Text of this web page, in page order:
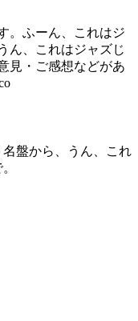
。ふーん、これはジ
ん、これはジャズじ
見・ご感想などがあ
盤から、うん、これ